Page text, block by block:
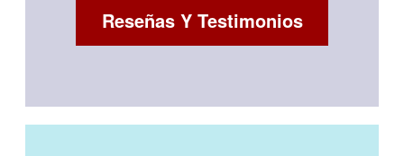
Reseñas Y Testimonios